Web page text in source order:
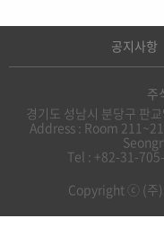
공지사항
주
경기도 성남시 분당구 판
Address : Room
Tel : +82-31-
Copyright ⓒ (주)